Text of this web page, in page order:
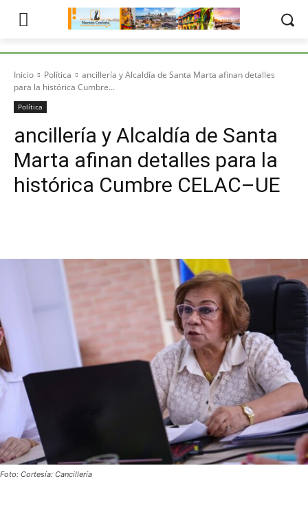
Inicio Política
ancillería y Alcaldía de Santa Marta afinan detalles
para la histórica Cumbre...
Política
ancillería y Alcaldía de Santa
Marta afinan detalles para la
histórica Cumbre CELAC–UE
Foto: Cortesía: Cancillería